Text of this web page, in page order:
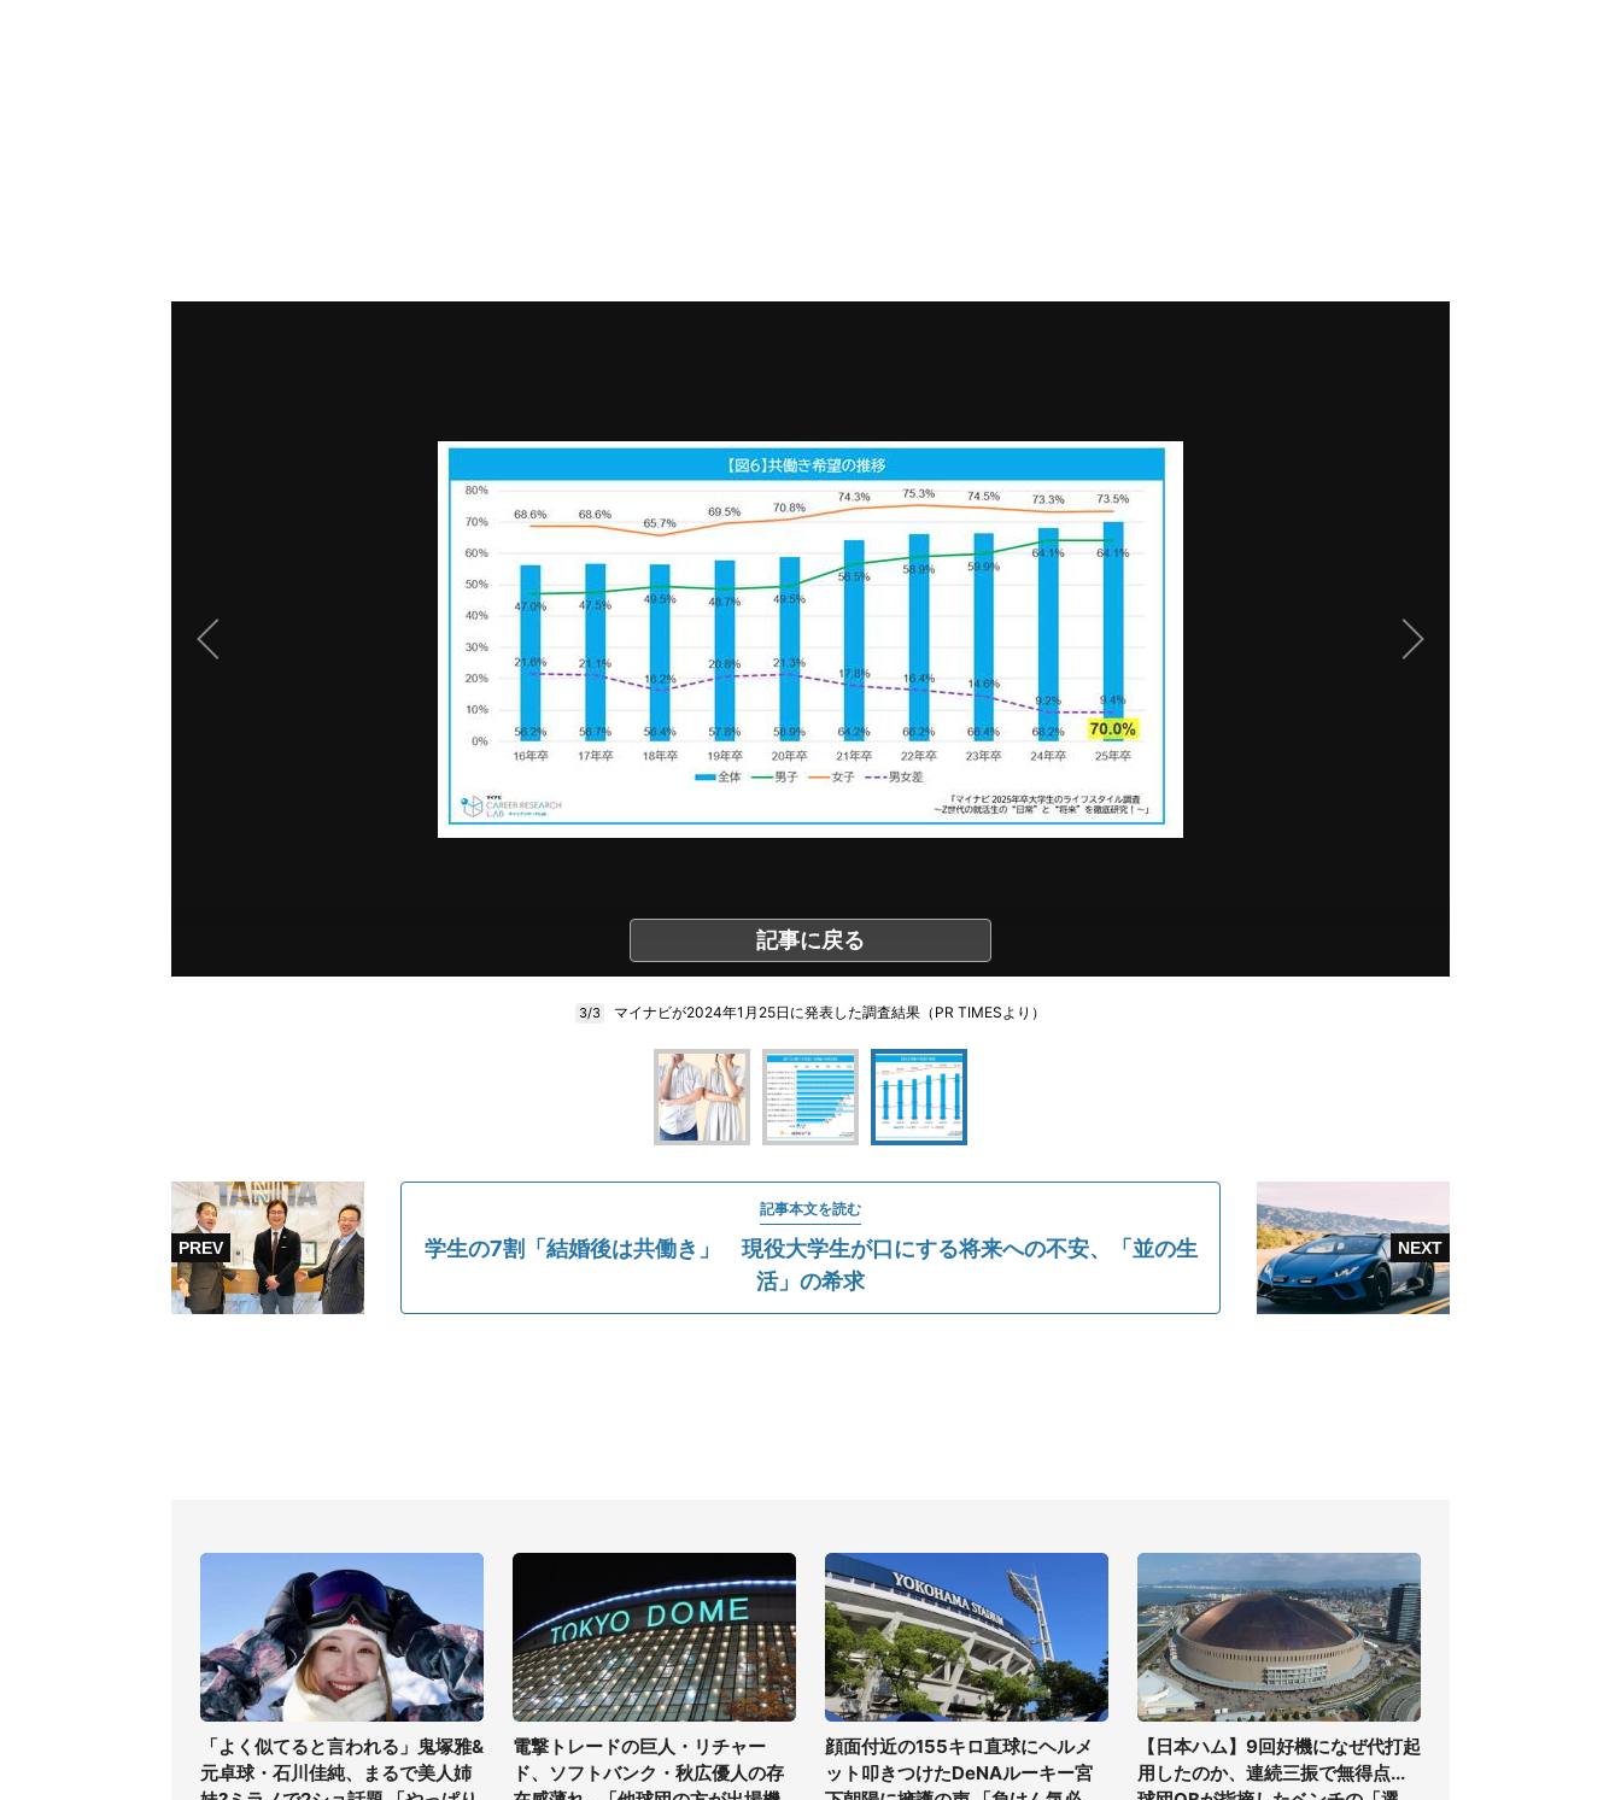
記事に戻る
3/3 マイナビが2024年1月25日に発表した調査結果（PR TIMESより）
記事本文を読む
学生の7割「結婚後は共働き」 現役大学生が口にする将来への不安、「並の生
活」の希求
「よく似てると言われる」鬼塚雅&
元卓球・石川佳純、まるで美人姉
電撃トレードの巨人・リチャー
ド、ソフトバンク・秋広優人の存
顔面付近の155キロ直球にヘルメ
ット叩きつけたDeNAルーキー宮
【日本ハム】9回好機になぜ代打起
用したのか、連続三振で無得点...